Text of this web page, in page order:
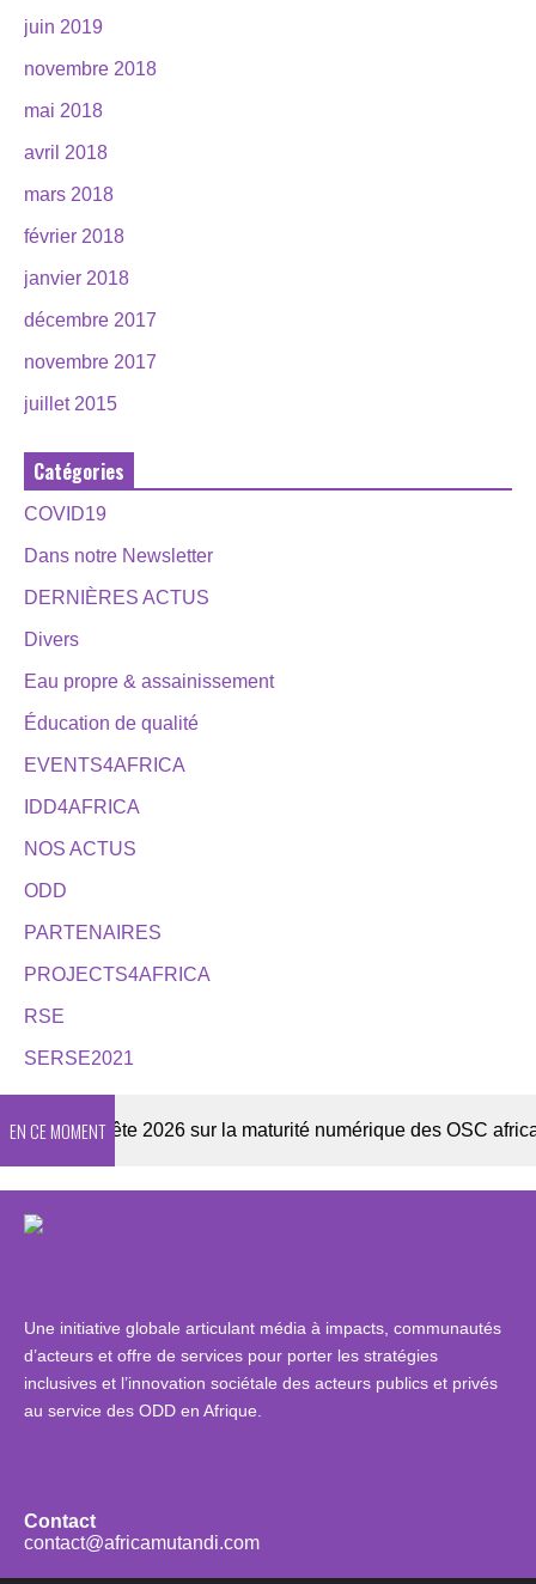
juin 2019
novembre 2018
mai 2018
avril 2018
mars 2018
février 2018
janvier 2018
décembre 2017
novembre 2017
juillet 2015
Catégories
COVID19
Dans notre Newsletter
DERNIÈRES ACTUS
Divers
Eau propre & assainissement
Éducation de qualité
EVENTS4AFRICA
IDD4AFRICA
NOS ACTUS
ODD
PARTENAIRES
PROJECTS4AFRICA
RSE
SERSE2021
EN CE MOMENT
Enquête 2026 sur la maturité numérique des OSC africaines
Une initiative globale articulant média à impacts, communautés
d’acteurs et offre de services pour porter les stratégies
inclusives et l’innovation sociétale des acteurs publics et privés
au service des ODD en Afrique.
Contact
contact@africamutandi.com